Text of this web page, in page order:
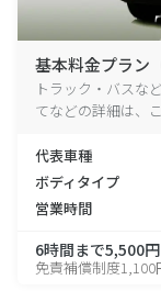
基本料金プラン
トラック・バスな
てなどの詳細は、
代表車種
ボディタイプ
営業時間
6時間まで5,500円
免責補償制度1,100